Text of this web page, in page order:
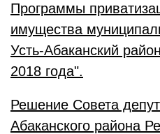
Программы
имущества
Усть-Абаканский
2018 года".
Решение Совета
Абаканского района